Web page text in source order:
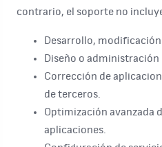
contrario, el soporte no
Desarrollo,
Diseño o administración
Corrección de
de terceros.
Optimización avanzada
aplicaciones.